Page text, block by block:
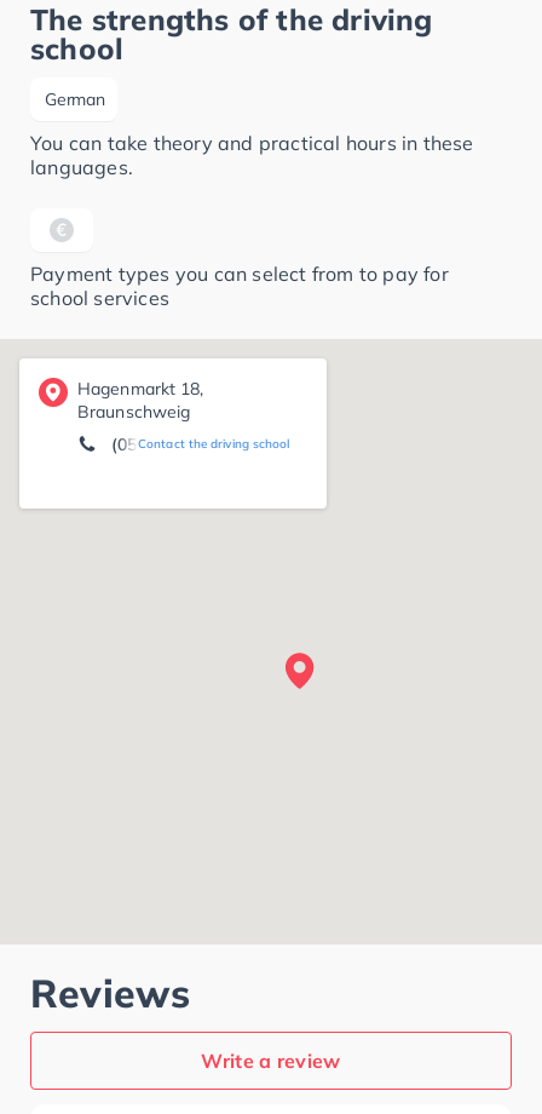
The strengths of the driving
school
German
You can take theory and practical hours in these
languages.
Payment types you can select from to pay for
school services
Hagenmarkt 18,
Braunschweig
Contact the driving school
(0531) 2 40 49 83
Reviews
Write a review